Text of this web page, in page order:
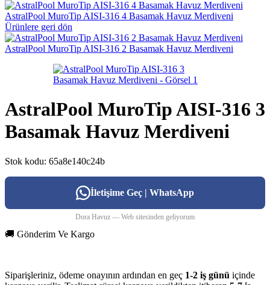
AstralPool MuroTip AISI-316 4 Basamak Havuz Merdiveni
Ürünlere geri dön
AstralPool MuroTip AISI-316 2 Basamak Havuz Merdiveni
AstralPool MuroTip AISI-316 3
Basamak Havuz Merdiveni
Stok kodu: 65a8e140c24b
İletişime Geç | WhatsApp
Dora Havuz — Web sitesinden geliyorum
🚚 Gönderim Ve Kargo
Siparişleriniz, ödeme onayının ardından en geç 1-2 iş günü içinde